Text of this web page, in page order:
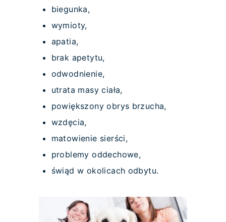
biegunka,
wymioty,
apatia,
brak apetytu,
odwodnienie,
utrata masy ciała,
powiększony obrys brzucha,
wzdęcia,
matowienie sierści,
problemy oddechowe,
świąd w okolicach odbytu.